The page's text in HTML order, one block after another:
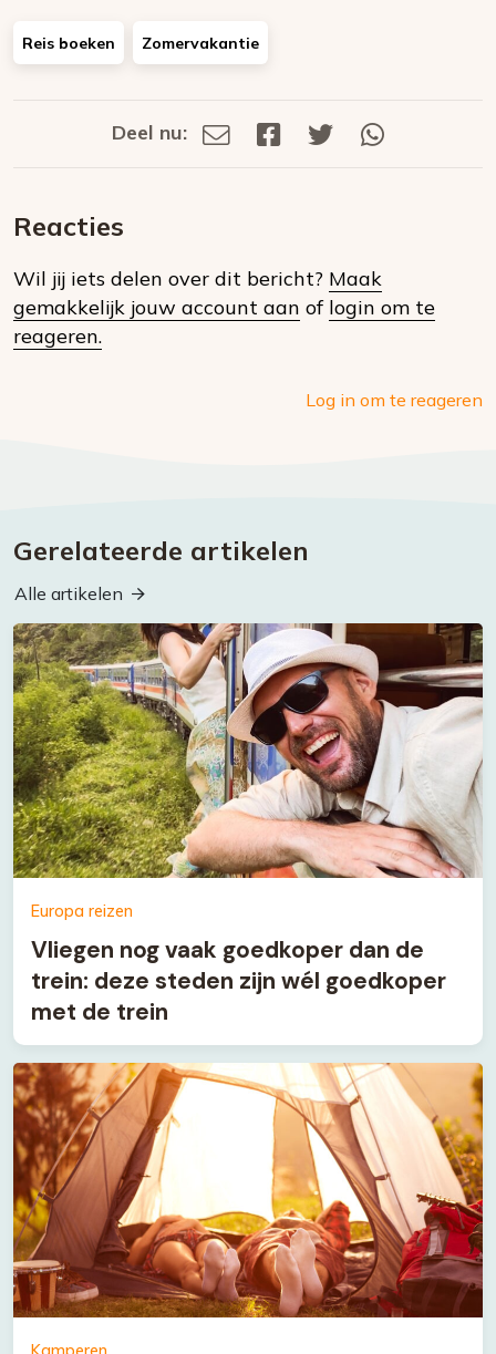
Reis boeken Zomervakantie
Deel
social
Deel nu:
Deel
Deel
Deel
Reacties
Wil jij iets delen over dit bericht? Maak
gemakkelijk jouw account aan of login om te
reageren.
Log in om te reageren
Gerelateerde artikelen
Alle artikelen
Europa reizen
Vliegen nog vaak goedkoper dan de
trein: deze steden zijn wél goedkoper
met de trein